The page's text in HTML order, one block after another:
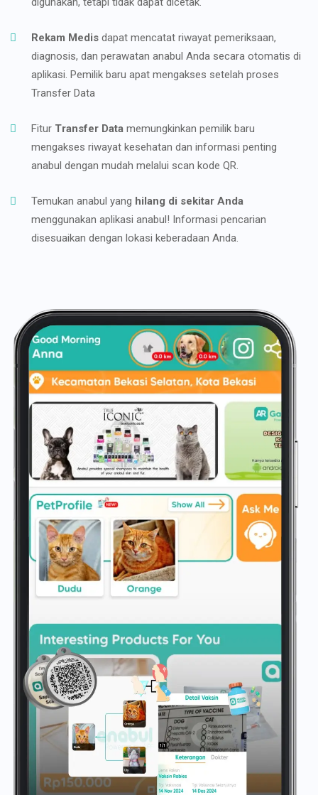
Rekam Medis dapat mencatat riwayat pemeriksaan,
diagnosis, dan perawatan anabul Anda secara otomatis di
aplikasi. Pemilik baru apat mengakses setelah proses
Transfer Data
Fitur Transfer Data memungkinkan pemilik baru
mengakses riwayat kesehatan dan informasi penting
anabul dengan mudah melalui scan kode QR.
Temukan anabul yang hilang di sekitar Anda
menggunakan aplikasi anabul! Informasi pencarian
disesuaikan dengan lokasi keberadaan Anda.